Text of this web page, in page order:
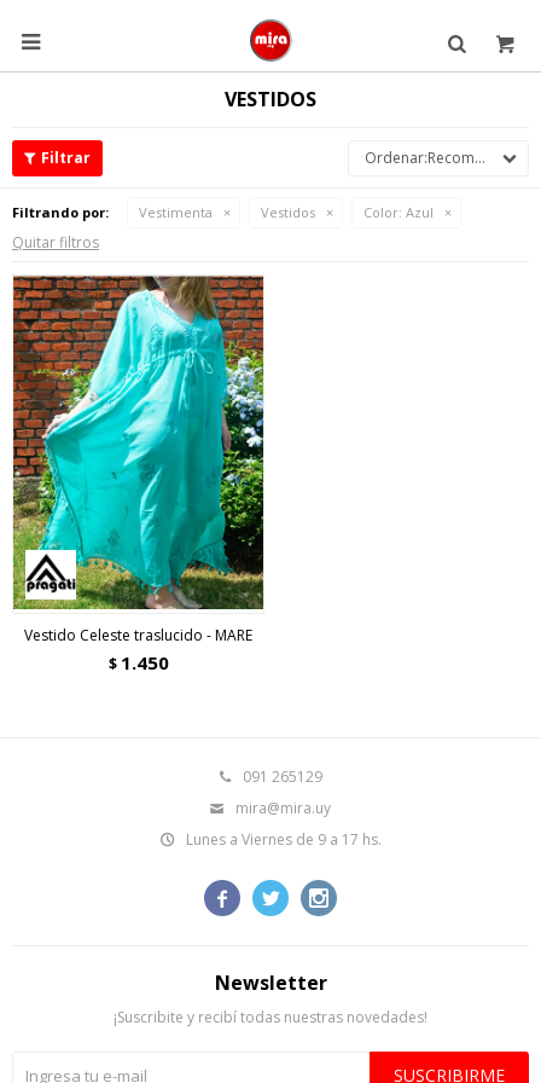

VESTIDOS
Recomendados
Filtrando por: Vestimenta Vestidos Color: Azul
Quitar filtros
Vestido Celeste traslucido - MARE
$ 1.450
091 265129
mira@mira.uy
Lunes a Viernes de 9 a 17 hs.
  
Newsletter
¡Suscribite y recibí todas nuestras novedades!
SUSCRIBIRME